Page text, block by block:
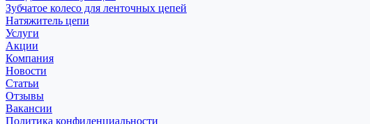
Зубчатое колесо для ленточных цепей
Натяжитель цепи
Услуги
Акции
Компания
Новости
Статьи
Отзывы
Вакансии
Политика конфиденциальности